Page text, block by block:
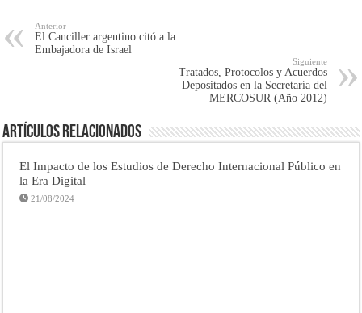
Anterior
El Canciller argentino citó a la
Embajadora de Israel
Siguiente
Tratados, Protocolos y Acuerdos
Depositados en la Secretaría del
MERCOSUR (Año 2012)
Artículos Relacionados
El Impacto de los Estudios de Derecho Internacional Público en
la Era Digital
21/08/2024